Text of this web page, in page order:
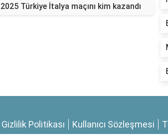
2025 Türkiye İtalya maçını kim kazandı
Gizlilik Politikası Kullanıcı Sözleşmesi